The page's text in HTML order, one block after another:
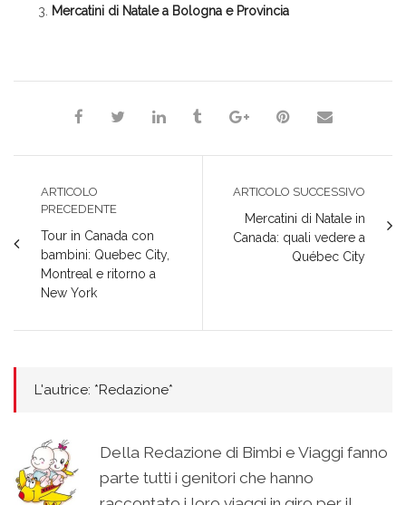
Mercatini di Natale a Bologna e Provincia
ARTICOLO
PRECEDENTE
Tour in Canada con
bambini: Quebec City,
Montreal e ritorno a
New York
ARTICOLO SUCCESSIVO
Mercatini di Natale in
Canada: quali vedere a
Québec City
L'autrice: *Redazione*
Della Redazione di Bimbi e Viaggi fanno
parte tutti i genitori che hanno